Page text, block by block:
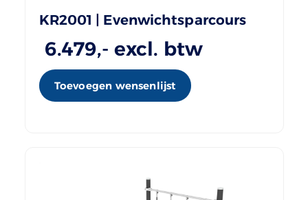
KR2001 | Evenwichtsparcours
6.479,- excl. btw
Toevoegen wensenlijst